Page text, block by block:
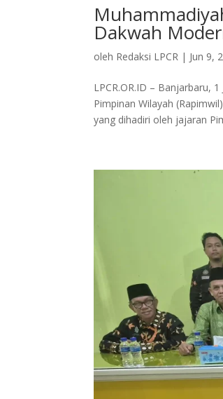
Dakwah
oleh Redaksi LPCR | Jun 9,
LPCR.OR.ID – Banjarbaru,
Pimpinan Wilayah
yang dihadiri oleh jajaran